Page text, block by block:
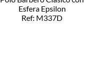
Esfera Epsilon
Ref: M337D